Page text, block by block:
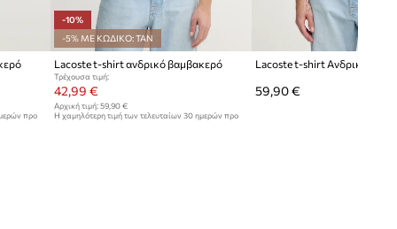
προ
-10%
-5% ΜΕ ΚΩΔΙΚΟ: TAN
Lacoste t-shirt ανδρικό βαμβακερό
Τρέχουσα τιμή:
42,99 €
Αρχική τιμή:59,90 €
Η χαμηλότερη τιμή των τελευταίων 30 ημερών προ
Lacoste t-shirt Ανδρικός
59,90 €